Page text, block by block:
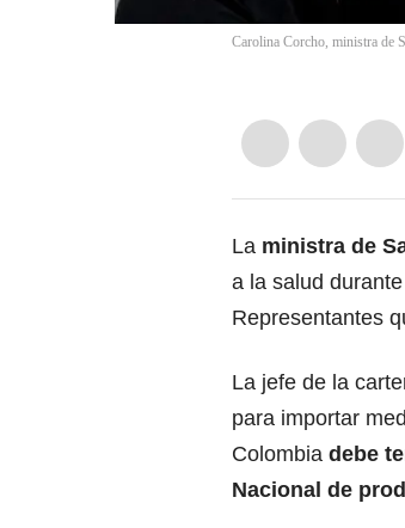
Carolina Corcho, ministra de
La ministra de
a la salud
Representantes
La jefe de la
para importar
Colombia debe
Nacional de